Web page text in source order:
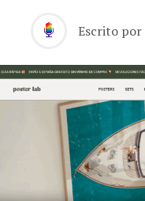
Escrito por